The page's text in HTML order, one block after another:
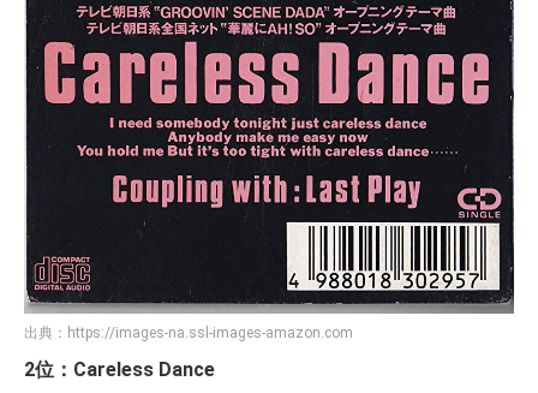
出典： https://images-na.ssl-images-amazon.com
2位：Careless Dance